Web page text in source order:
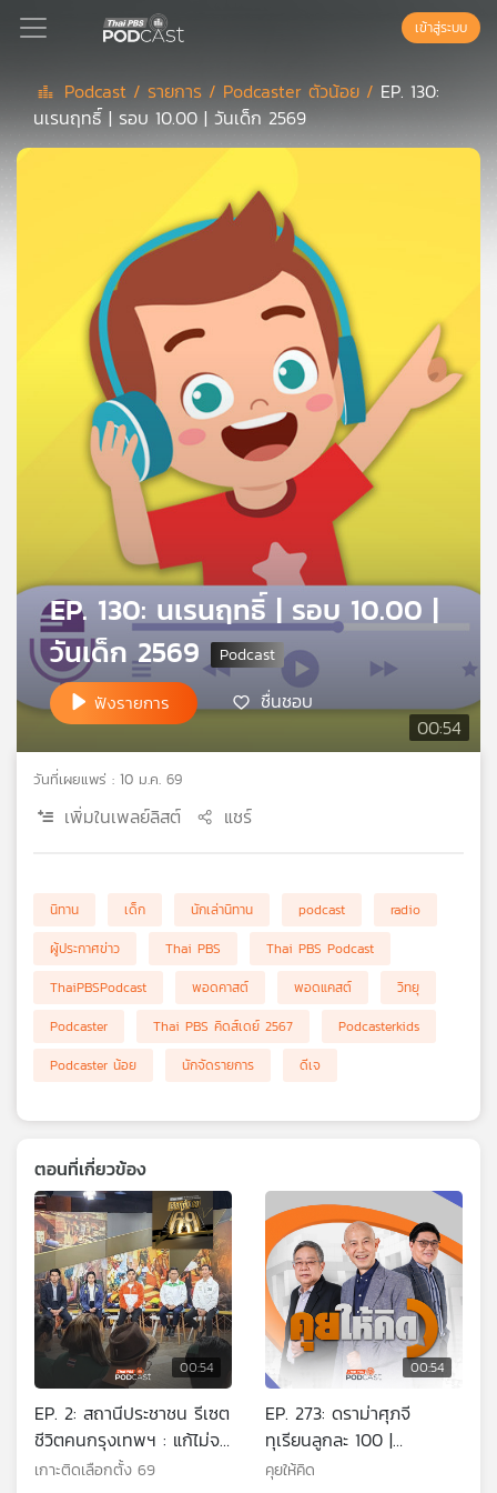
Podcast
เพลง
บทความ
ข่าว
และ
กิจกรรม
เครือ
พี
เอส
แผนที่
วิทยุ
เครือ
ข่าย
เข้าสู่ระบบ
Podcast / รายการ / Podcaster ตัวน้อย / EP. 130:
นเรนฤทธิ์ | รอบ 10.00 | วันเด็ก 2569
00:54
EP. 130: นเรนฤทธิ์ | รอบ 10.00 |
วันเด็ก 2569
ฟังรายการ ชื่นชอบ
วันที่เผยแพร่ : 10 ม.ค. 69
เพิ่มในเพลย์ลิสต์ แชร์
นิทาน เด็ก นักเล่านิทาน podcast
radio
ผู้ประกาศข่าว
Thai PBS
Thai PBS Podcast
ThaiPBSPodcast
พอดคาสต์ พอดแคสต์
วิทยุ
Podcaster
Thai PBS คิดส์เดย์ 2567
Podcasterkids
Podcaster น้อย
นักจัดรายการ ดีเจ
ตอนที่เกี่ยวข้อง
00:54
EP. 2: สถานีประชาชน รีเซต
ชีวิตคนกรุงเทพฯ : แก้ไม่จบ
? ภัยไซเบอร์ - ทุนเทา
เกาะติดเลือกตั้ง 69
00:54
EP. 273: ดราม่าศุภจี
ทุเรียนลูกละ 100 |
โครงสร้างค่าไฟฟ้าใหม่ใคร
คุยให้คิด